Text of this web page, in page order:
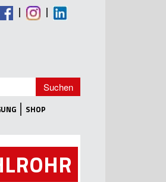
SHOP